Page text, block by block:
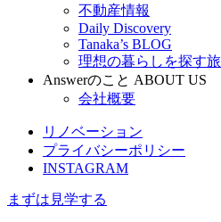
不動産情報
Daily Discovery
Tanaka’s BLOG
理想の暮らしを探す旅
Answerのこと ABOUT US
会社概要
リノベーション
プライバシーポリシー
INSTAGRAM
まずは見学する